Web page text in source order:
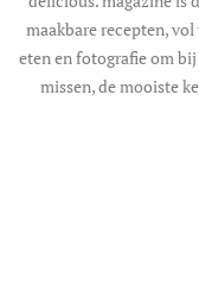
maakbare recepten,
eten en fotografie om
missen, de mooiste